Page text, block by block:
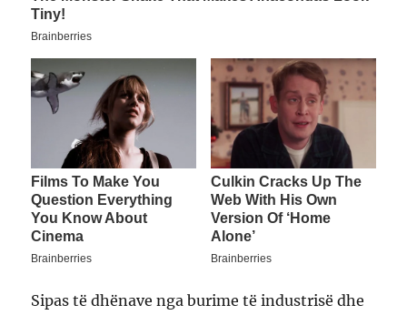
Sipas të dhënave nga burime të industrisë dhe